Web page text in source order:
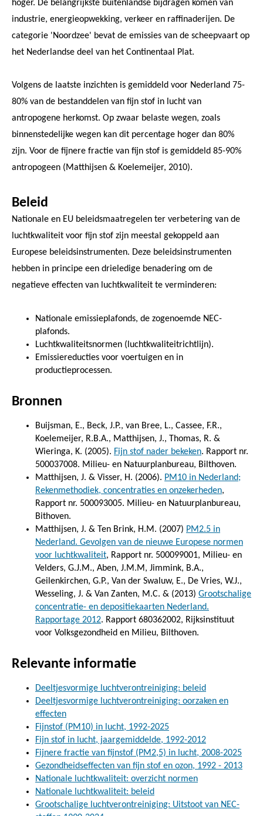
hoger. De belangrijkste buitenlandse bijdragen komen van
industrie, energieopwekking, verkeer en raffinaderijen. De
categorie 'Noordzee' bevat de emissies van de scheepvaart op
het Nederlandse deel van het Continentaal Plat.
Volgens de laatste inzichten is gemiddeld voor Nederland 75-
80% van de bestanddelen van fijn stof in lucht van
antropogene herkomst. Op zwaar belaste wegen, zoals
binnenstedelijke wegen kan dit percentage hoger dan 80%
zijn. Voor de fijnere fractie van fijn stof is gemiddeld 85-90%
antropogeen (Matthijsen & Koelemeijer, 2010).
Beleid
Nationale en EU beleidsmaatregelen ter verbetering van de
luchtkwaliteit voor fijn stof zijn meestal gekoppeld aan
Europese beleidsinstrumenten. Deze beleidsinstrumenten
hebben in principe een drieledige benadering om de
negatieve effecten van luchtkwaliteit te verminderen:
Nationale emissieplafonds, de zogenoemde NEC-
plafonds.
Luchtkwaliteitsnormen (luchtkwaliteitrichtlijn).
Emissiereducties voor voertuigen en in
productieprocessen.
Bronnen
Buijsman, E., Beck, J.P., van Bree, L., Cassee, F.R.,
Koelemeijer, R.B.A., Matthijsen, J., Thomas, R. &
Wieringa, K. (2005). Fijn stof nader bekeken. Rapport nr.
500037008. Milieu- en Natuurplanbureau, Bilthoven.
Matthijsen, J. & Visser, H. (2006). PM10 in Nederland;
Rekenmethodiek, concentraties en onzekerheden,
Rapport nr. 500093005. Milieu- en Natuurplanbureau,
Bithoven.
Matthijsen, J. & Ten Brink, H.M. (2007) PM2.5 in
Nederland. Gevolgen van de nieuwe Europese normen
voor luchtkwaliteit, Rapport nr. 500099001, Milieu- en
Velders, G.J.M., Aben, J.M.M, Jimmink, B.A.,
Geilenkirchen, G.P., Van der Swaluw, E., De Vries, W.J.,
Wesseling, J. & Van Zanten, M.C. & (2013) Grootschalige
concentratie- en depositiekaarten Nederland.
Rapportage 2012. Rapport 680362002, Rijksinstituut
voor Volksgezondheid en Milieu, Bilthoven.
Relevante informatie
Deeltjesvormige luchtverontreiniging: beleid
Deeltjesvormige luchtverontreiniging: oorzaken en
effecten
Fijnstof (PM10) in lucht, 1992-2025
Fijn stof in lucht, jaargemiddelde, 1992-2012
Fijnere fractie van fijnstof (PM2,5) in lucht, 2008-2025
Gezondheidseffecten van fijn stof en ozon, 1992 - 2013
Nationale luchtkwaliteit: overzicht normen
Nationale luchtkwaliteit: beleid
Grootschalige luchtverontreiniging: Uitstoot van NEC-